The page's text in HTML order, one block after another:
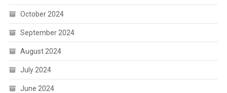
October 2024
September 2024
August 2024
July 2024
June 2024